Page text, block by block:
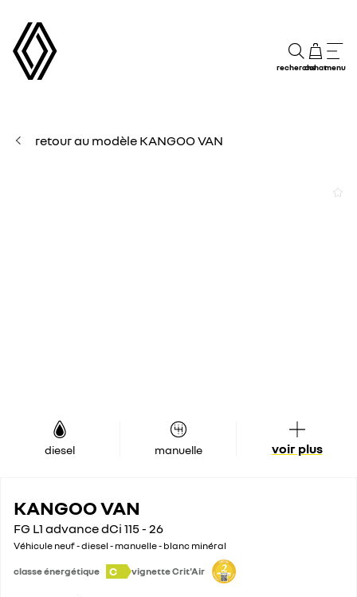
rechercheachatmenu
retour au modèle KANGOO VAN
diesel manuelle voir plus
KANGOO VAN
FG L1 advance dCi 115 - 26
Véhicule neuf - diesel - manuelle - blanc minéral
classe énergétique C vignette Crit'Air